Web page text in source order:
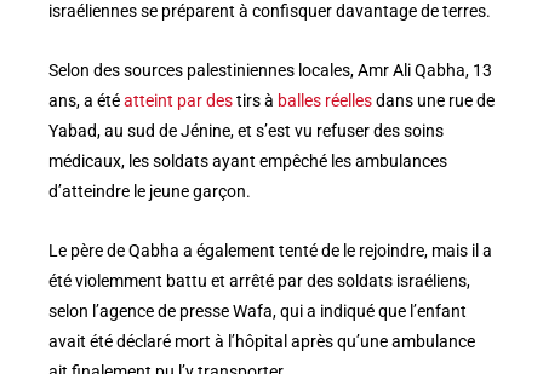
israéliennes se préparent à confisquer davantage de terres.
Selon des sources palestiniennes locales, Amr Ali Qabha, 13
ans, a étéatteint par destirs à balles réellesdans une rue de
Yabad, au sud de Jénine, et s’est vu refuser des soins
médicaux, les soldats ayant empêché les ambulances
d’atteindre le jeune garçon.
Le père de Qabha a également tenté de le rejoindre, mais il a
été violemment battu et arrêté par des soldats israéliens,
selon l’agence de presse Wafa, qui a indiqué que l’enfant
avait été déclaré mort à l’hôpital après qu’une ambulance